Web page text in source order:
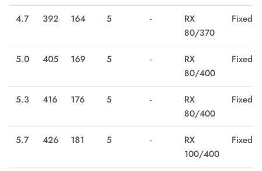
4.7 392 164 5 -
RX
80/370
Fixed
5.0 405 169 5 -
RX
80/400
Fixed
5.3 416 176 5 -
RX
80/400
Fixed
5.7 426 181 5 -
RX
100/400
Fixed